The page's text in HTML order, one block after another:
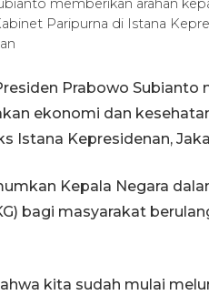
memberikan arahan
Paripurna di Istana
Prabowo
ekonomi dan
Istana Kepresidenan,
Kepala Negara
bagi masyarakat
kita sudah mulai